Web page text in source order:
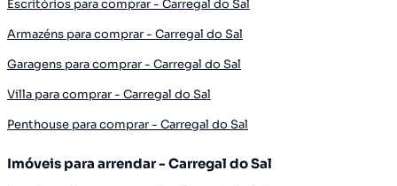
Escritórios para comprar - Carregal do Sal
Armazéns para comprar - Carregal do Sal
Garagens para comprar - Carregal do Sal
Villa para comprar - Carregal do Sal
Penthouse para comprar - Carregal do Sal
Imóveis para arrendar - Carregal do Sal